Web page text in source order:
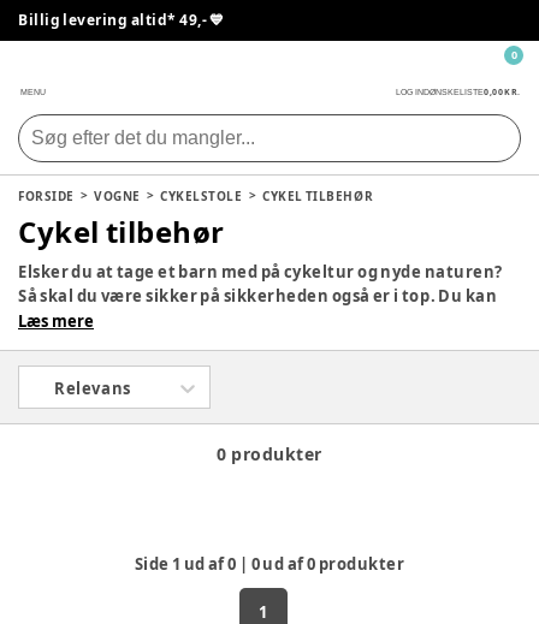
Billig levering altid* 49,- 💙
MENU LOG INDØNSKELISTE0,00 KR.
0
FORSIDE VOGNE CYKELSTOLE CYKEL TILBEHØR
Cykel tilbehør
Elsker du at tage et barn med på cykeltur og nyde naturen?
Så skal du være sikker på sikkerheden også er i top. Du kan
her finde hjelme, der passer til dit barn både i størrelse og
opdagelse.
Læs mere
Relevans
0 produkter
Side 1 ud af0 | 0ud af0 produkter
1